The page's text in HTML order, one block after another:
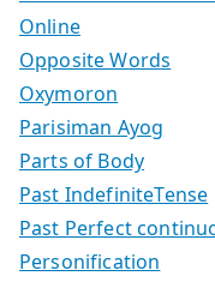
Online
Opposite Words
Oxymoron
Parisiman Ayog
Parts of Body
Past IndefiniteTense
Past Perfect
Personification